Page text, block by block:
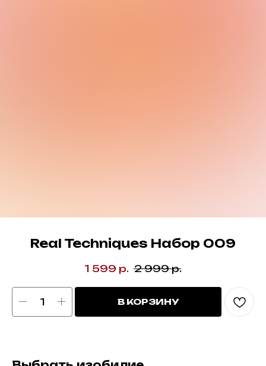
Real Techniques Набор 009
1 599 р. 2 999 р.
В КОРЗИНУ